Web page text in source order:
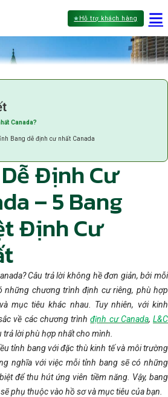
Hỗ trợ khách hàng
Canada?
Bang dễ định cư nhất Canada
Định Cư
– 5 Bang
Định Cư
Câu trả lời không hề đơn giản, bởi mỗi
những chương trình định cư riêng, phù hợp
mục tiêu khác nhau. Tuy nhiên, với kinh
về các chương trìnhđịnh cư Canada,L&C
lời phù hợp nhất cho mình.
tỉnh bang với đặc thù kinh tế và môi trường
nghĩa với việc mỗi tỉnh bang sẽ có những
để thu hút ứng viên tiềm năng. Vậy, bang
phụ thuộc vào hồ sơ và mục tiêu của bạn.